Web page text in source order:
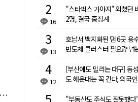
16
"스타벅스 가야지" 외쳤던
2명, 결국 중징계
13
호남서 백지화된 댐 6곳
반도체 클러스터 필요량 넘
12
[부산에도 밀리는 대구] 동
도 해운대는 꼭 간다, 외국
"부동산도 주식도 잘못했